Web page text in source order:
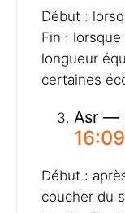
Début :
Fin : lorsque
longueur
certaines
Asr —
16:09
Début :
coucher du